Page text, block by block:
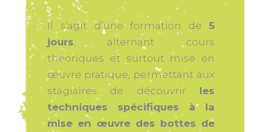
Il s’agit d’une formation de 5
jours , alternant cours
théoriques et surtout mise en
œuvre pratique, permettant aux
stagiaires de découvrir les
techniques spécifiques à la
mise en œuvre des bottes de